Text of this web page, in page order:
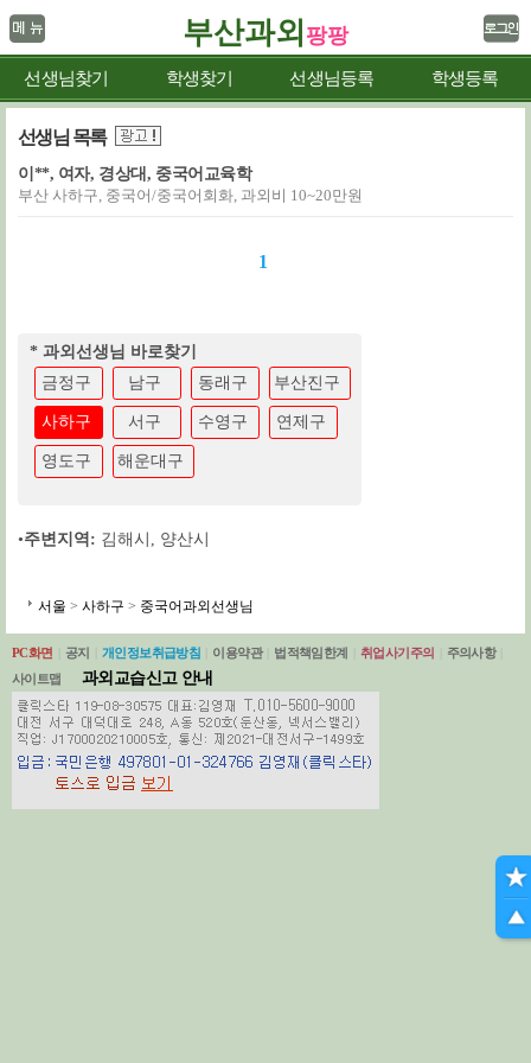
부산과외 팡팡
선생님찾기 학생찾기 선생님등록 학생등록
선생님 목록
이**, 여자, 경상대, 중국어교육학
부산 사하구, 중국어/중국어회화, 과외비 10~20만원
1
* 과외선생님 바로찾기
금정구
남구 동래구 부산진구
사하구 서구 수영구 연제구
영도구 해운대구
•주변지역: 김해시 , 양산시
서울 > 사하구 > 중국어과외선생님
PC화면 공지 개인정보취급방침 이용약관 법적책임한계 취업사기주의 주의사항
사이트맵
과외교습신고 안내